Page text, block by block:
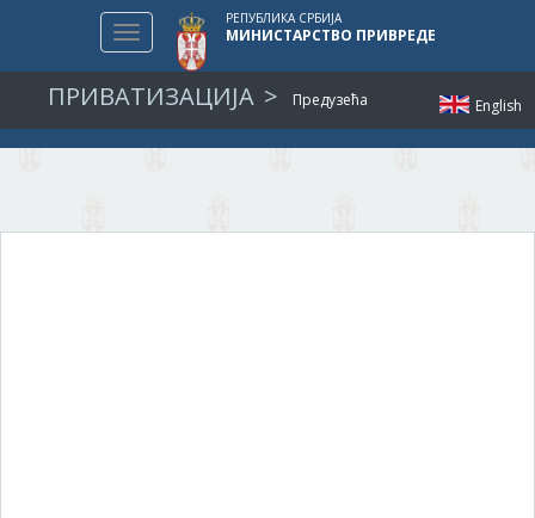
English
Toggle
navigation
РЕПУБЛИКА СРБИЈА
МИНИСТАРСТВО ПРИВРЕДЕ
ПРИВАТИЗАЦИЈА Предузећа